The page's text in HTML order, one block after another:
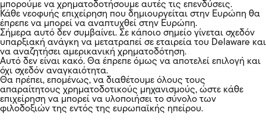
μπορούμε να χρηματοδοτήσουμε αυτές τις επενδύσεις.
Κάθε νεοφυής επιχείρηση που δημιουργείται στην Ευρώπη θα
έπρεπε να μπορεί να αναπτυχθεί στην Ευρώπη.
Σήμερα αυτό δεν συμβαίνει. Σε κάποιο σημείο γίνεται σχεδόν
υπαρξιακή ανάγκη να μετατραπεί σε εταιρεία του Delaware και
να αναζητήσει αμερικανική χρηματοδότηση.
Αυτό δεν είναι κακό. Θα έπρεπε όμως να αποτελεί επιλογή και
όχι σχεδόν αναγκαιότητα.
Θα πρέπει, επομένως, να διαθέτουμε όλους τους
απαραίτητους χρηματοδοτικούς μηχανισμούς, ώστε κάθε
επιχείρηση να μπορεί να υλοποιήσει το σύνολο των
φιλοδοξιών της εντός της ευρωπαϊκής ηπείρου.